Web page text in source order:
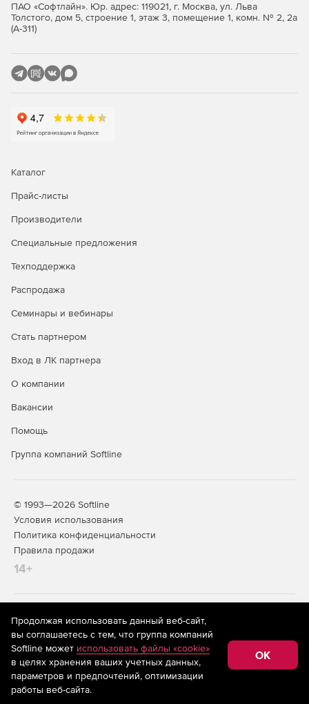
ПАО «Софтлайн». Юр. адрес: 119021, г. Москва, ул. Льва
Толстого, дом 5, строение 1, этаж 3, помещение 1, комн. № 2, 2а
(А-311)
Каталог
Прайс-листы
Производители
Специальные предложения
Техподдержка
Распродажа
Семинары и вебинары
Стать партнером
Вход в ЛК партнера
О компании
Вакансии
Помощь
Группа компаний Softline
© 1993—2026 Softline
Условия использования
Политика конфиденциальности
Правила продажи
14+
На информационном ресурсе store.softline.ru применяются
рекомендательные технологии
(информационные технологии
предоставления информации на основе сбора,
систематизации и анализа сведений, относящихся к
предпочтениям пользователей сети «Интернет»,
находящихся на территории Российской Федерации)
Продолжая использовать данный веб-сайт,
вы соглашаетесь с тем, что группа компаний
Softline может использовать файлы «cookie»
в целях хранения ваших учетных данных,
параметров и предпочтений, оптимизации
работы веб-сайта.
OK